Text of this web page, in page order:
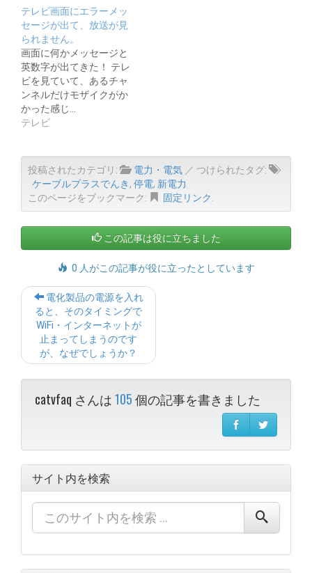
テレビ画面にエラーメッ
セージが出て、放送が見
られません。
画面に何かメッセージと
英数字が出てきた！ テレ
ビを見ていて、あるチャ
ンネルだけモザイクがか
かった感じ…
テレビ
投稿されたカテゴリ: 電力・電気 ／ つけられたタグ:
ケーブルプラスでんき , 停電, 新電力
このページをブックマーク:
固定リンク
この記事は役に立ちました
0 人がこの記事が役に立ったとしています
電化製品の電源を入れ
ると、そのタイミングで
WiFi・インターネットが
止まってしまうのです
が、なぜでしょうか？
catvfaq さんは105個の記事を書きました
サイト内を検索